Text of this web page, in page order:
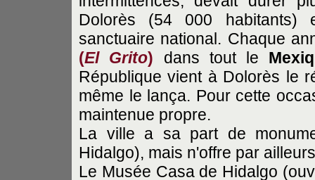
Dolorès (54 000 habitants)
sanctuaire national. Chaque
(El Grito) dans tout le
République vient à Dolorès le
même le lança. Pour cette
maintenue propre.
La ville a sa part de
Hidalgo), mais n'offre par
Le Musée Casa de Hidalgo